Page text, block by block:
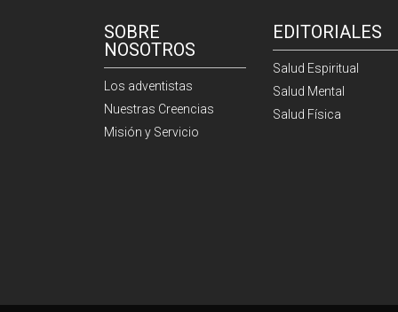
SOBRE
NOSOTROS
Los adventistas
Nuestras Creencias
Misión y Servicio
EDITORIALES
Salud Espiritual
Salud Mental
Salud Física